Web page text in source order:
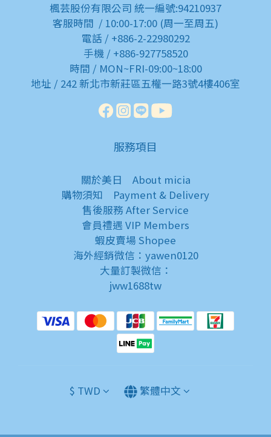
楓芸股份有限公司 統一編號:94210937
客服時間 / 10:00-17:00 (周一至周五)
電話 / +886-2-22980292
手機 / +886-927758520
時間 / MON~FRI-09:00~18:00
地址 / 242 新北市新莊區五權一路3號4樓406室
服務項目
關於美日 About micia
購物須知 Payment & Delivery
售後服務 After Service
會員禮遇 VIP Members
蝦皮賣場 Shopee
海外經銷微信：yawen0120
大量訂製微信：
jww1688tw
$ TWD 繁體中文